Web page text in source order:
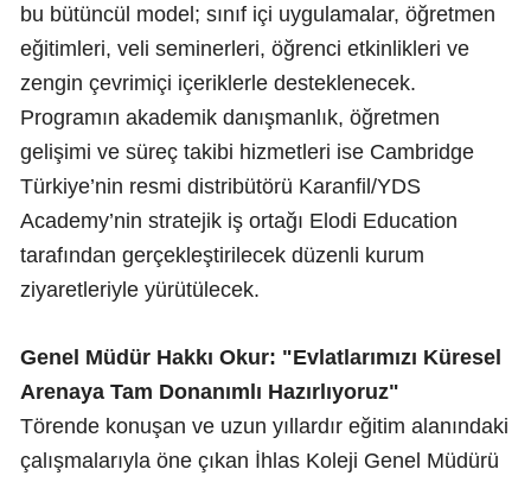
bu bütüncül model; sınıf içi uygulamalar, öğretmen
eğitimleri, veli seminerleri, öğrenci etkinlikleri ve
zengin çevrimiçi içeriklerle desteklenecek.
Programın akademik danışmanlık, öğretmen
gelişimi ve süreç takibi hizmetleri ise Cambridge
Türkiye’nin resmi distribütörü Karanfil/YDS
Academy’nin stratejik iş ortağı Elodi Education
tarafından gerçekleştirilecek düzenli kurum
ziyaretleriyle yürütülecek.
Genel Müdür Hakkı Okur: "Evlatlarımızı Küresel
Arenaya Tam Donanımlı Hazırlıyoruz"
Törende konuşan ve uzun yıllardır eğitim alanındaki
çalışmalarıyla öne çıkan İhlas Koleji Genel Müdürü